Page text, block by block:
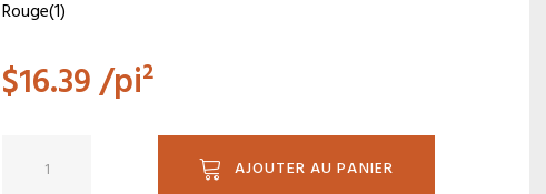
Rouge(1)
$16.39/pi²
AJOUTER AU PANIER